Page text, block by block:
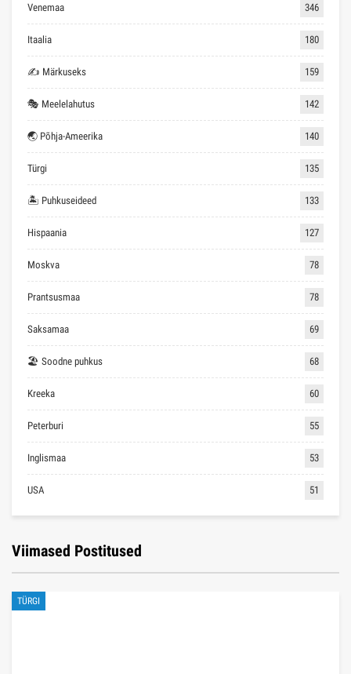
Venemaa 346
Itaalia 180
✍ Märkuseks 159
🎭 Meelelahutus 142
🌏 Põhja-Ameerika 140
Türgi 135
🏝 Puhkuseideed 133
Hispaania 127
Moskva 78
Prantsusmaa 78
Saksamaa 69
🏖 Soodne puhkus 68
Kreeka 60
Peterburi 55
Inglismaa 53
USA 51
Viimased Postitused
TÜRGI